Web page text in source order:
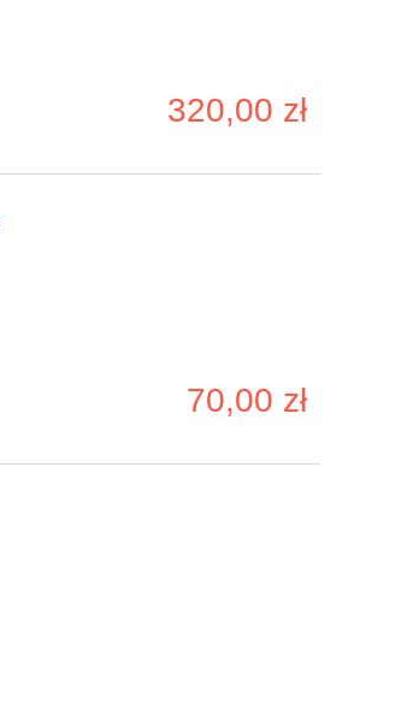
320,00 zł
70,00 zł